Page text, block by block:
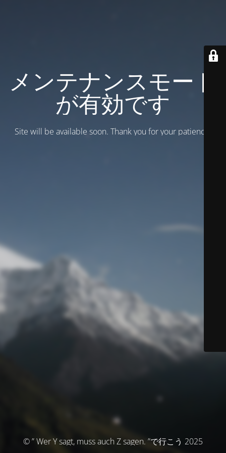
メンテナンスモード
が有効です
Site will be available soon. Thank you for your patience!
© ” Wer Y sagt, muss auch Z sagen. ”で行こう 2025